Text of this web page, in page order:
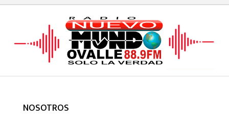
NOSOTROS